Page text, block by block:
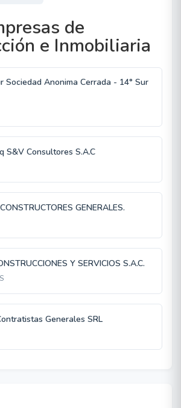
de
e Inmobiliaria
Sociedad Anonima Cerrada - 14° Sur
S&V Consultores S.A.C
GENERALES.
Y SERVICIOS S.A.C.
Generales SRL